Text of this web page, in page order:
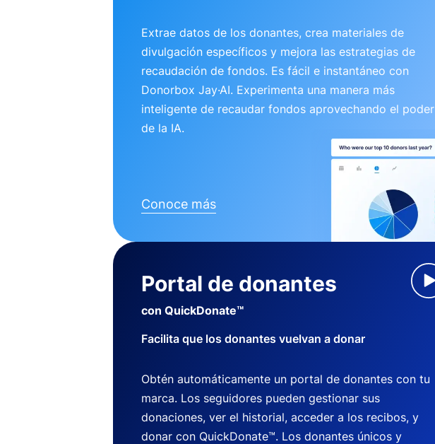
Extrae datos de los donantes, crea materiales de
divulgación específicos y mejora las estrategias de
recaudación de fondos. Es fácil e instantáneo con
Donorbox Jay·AI. Experimenta una manera más
inteligente de recaudar fondos aprovechando el poder
de la IA.
Conoce más
Portal de donantes
con QuickDonate™
Facilita que los donantes vuelvan a donar
Obtén automáticamente un portal de donantes con tu
marca. Los seguidores pueden gestionar sus
donaciones, ver el historial, acceder a los recibos, y
donar con QuickDonate™. Los donantes únicos y